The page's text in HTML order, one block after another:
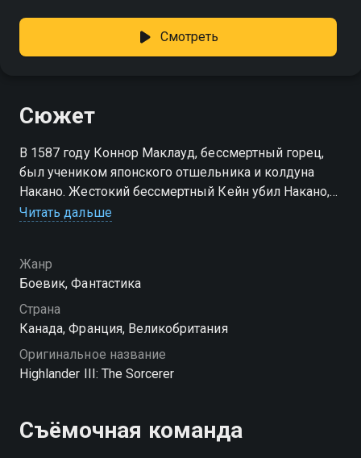
Смотреть
Сюжет
В 1587 году Коннор Маклауд, бессмертный горец,
был учеником японского отшельника и колдуна
Накано. Жестокий бессмертный Кейн убил Накано,
забрав всю его силу и способности, но попал
убийца сразу же начал искать Коннора, своего
давнего противника, живущего среди обычных
людей.
Читать дальше
Жанр
Боевик, Фантастика
Страна
Канада, Франция, Великобритания
Оригинальное название
Highlander III: The Sorcerer
Съёмочная команда